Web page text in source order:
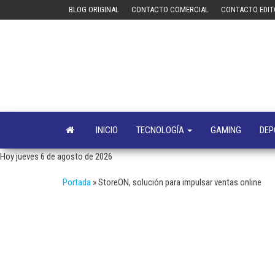
BLOG ORIGINAL CONTACTO COMERCIAL CONTACTO
INICIO TECNOLOGÍA GAMING
Hoy jueves 6 de agosto de 2026
Portada »StoreON, solución para impulsar ventas online